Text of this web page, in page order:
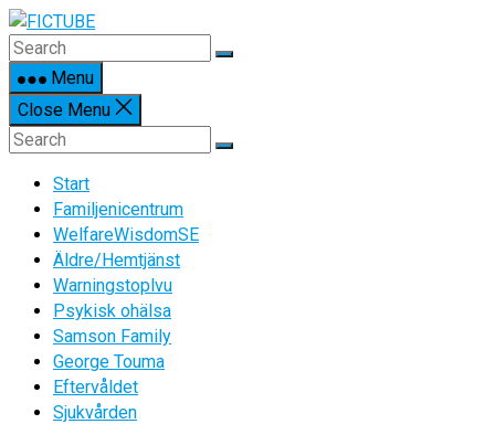
Skip
to
contentMenu
Close Menu
Start
Familjenicentrum
WelfareWisdomSE
Äldre/Hemtjänst
Warningstoplvu
Psykisk ohälsa
Samson Family
George Touma
Eftervåldet
Sjukvården